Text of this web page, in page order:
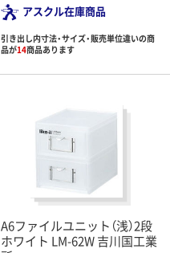
アスクル在庫商品
引き出し内寸法・サイズ・販売単位違いの商
品が14商品あります
A6ファイルユニット（浅）2段
ホワイト LM-62W 吉川国工業